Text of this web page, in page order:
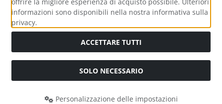
Media sociali
Modulo di recesso
informazioni sono disponibili nella nostra informativa sulla
privacy.
ACCETTARE TUTTI
SOLO NECESSARIO
Personalizzazione delle impostazioni